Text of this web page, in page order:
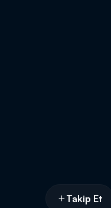
Takip Et